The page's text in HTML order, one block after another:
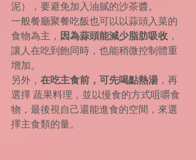
泥），要避免加入油膩的沙茶醬。
一般餐廳聚餐吃飯也可以以蒜頭入菜的
食物為主， 因為蒜頭能減少脂肪吸收 ，
讓人在吃到飽同時，也能稍微控制體重
增加。
另外， 在吃主食前，可先喝點熱湯 ，再
選擇 蔬果料理，並以慢食的方式咀嚼食
物，最後視自己還能進食的空間，來選
擇主食類的量。